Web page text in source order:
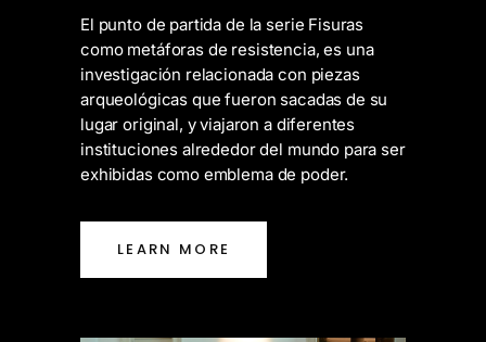
El punto de partida de la serie Fisuras
como metáforas de resistencia, es una
investigación relacionada con piezas
arqueológicas que fueron sacadas de su
lugar original, y viajaron a diferentes
instituciones alrededor del mundo para ser
exhibidas como emblema de poder.
LEARN MORE